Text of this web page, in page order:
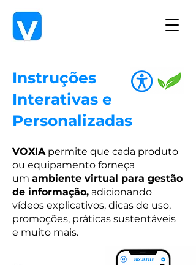
Instruções
Interativas e
Personalizadas
VOXIApermite que cada produto
ou equipamento forneça
um ambiente virtual para gestão
de informação, adicionando
vídeos explicativos, dicas de uso,
promoções, práticas sustentáveis
e muito mais.